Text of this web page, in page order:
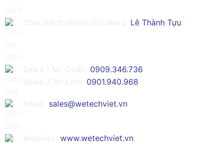
Lê Thành Tựu
0909.346.736
0901.940.968
sales@wetechviet.vn
www.wetechviet.vn